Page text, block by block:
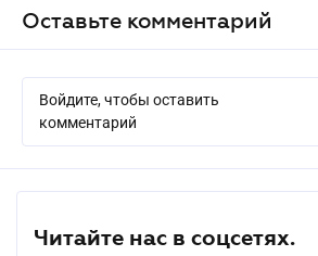
Оставьте комментарий
Войдите, чтобы оставить
комментарий
Читайте нас в соцсетях.